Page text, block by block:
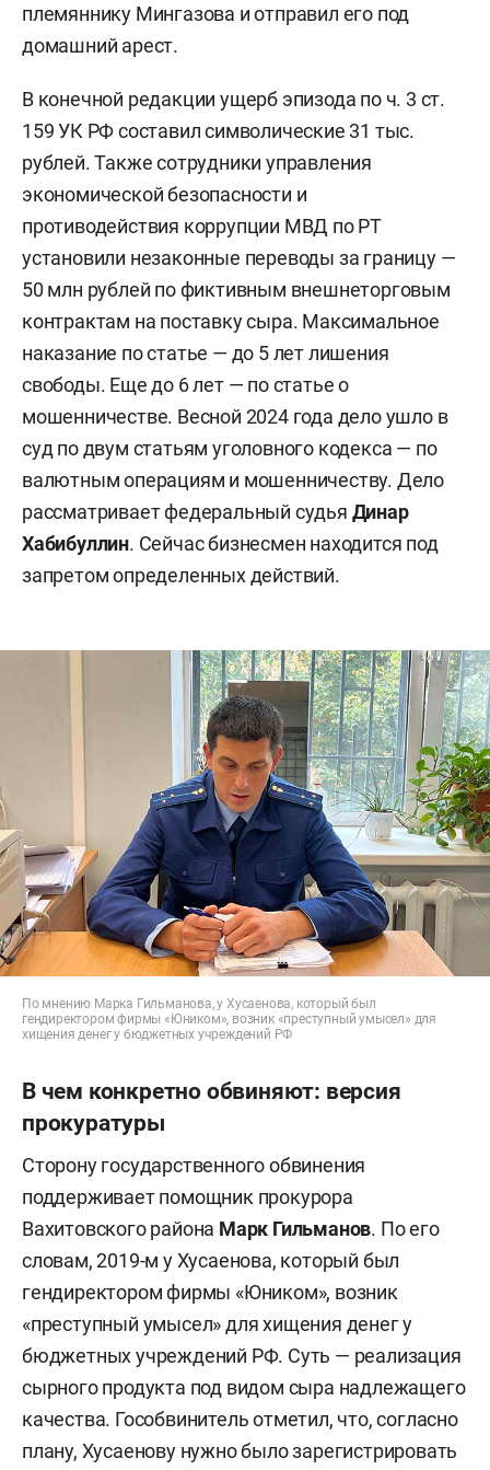
племяннику Мингазова и отправил его под
домашний арест.
В конечной редакции ущерб эпизода по ч. 3 ст.
159 УК РФ составил символические 31 тыс.
рублей. Также сотрудники управления
экономической безопасности и
противодействия коррупции МВД по РТ
установили незаконные переводы за границу —
50 млн рублей по фиктивным внешнеторговым
контрактам на поставку сыра. Максимальное
наказание по статье — до 5 лет лишения
свободы. Еще до 6 лет — по статье о
мошенничестве. Весной 2024 года дело ушло в
суд по двум статьям уголовного кодекса — по
валютным операциям и мошенничеству. Дело
рассматривает федеральный судья Динар
Хабибуллин. Сейчас бизнесмен находится под
запретом определенных действий.
По мнению Марка Гильманова, у Хусаенова, который был
гендиректором фирмы «Юником», возник «преступный умысел» для
хищения денег у бюджетных учреждений РФ
В чем конкретно обвиняют: версия
прокуратуры
Сторону государственного обвинения
поддерживает помощник прокурора
Вахитовского района Марк Гильманов. По его
словам, 2019-м у Хусаенова, который был
гендиректором фирмы «Юником», возник
«преступный умысел» для хищения денег у
бюджетных учреждений РФ. Суть — реализация
сырного продукта под видом сыра надлежащего
качества. Гособвинитель отметил, что, согласно
плану, Хусаенову нужно было зарегистрировать